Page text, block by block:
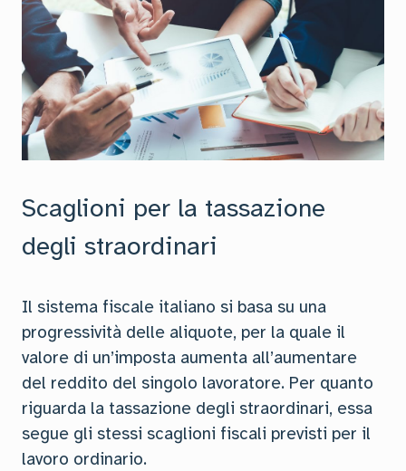
Scaglioni per la tassazione
degli straordinari
Il sistema fiscale italiano si basa su una
progressività delle aliquote, per la quale il
valore di un’imposta aumenta all’aumentare
del reddito del singolo lavoratore. Per quanto
riguarda la tassazione degli straordinari, essa
segue gli stessi scaglioni fiscali previsti per il
lavoro ordinario.